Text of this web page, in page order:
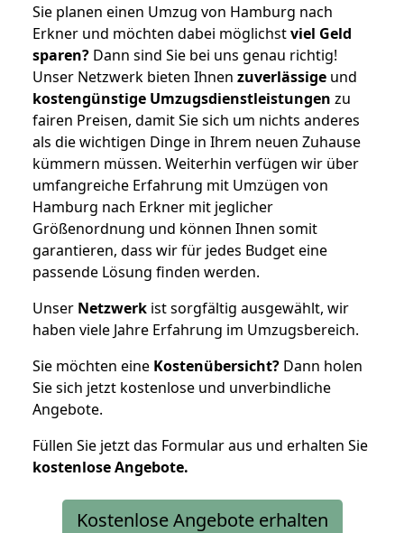
Sie planen einen Umzug von Hamburg nach
Erkner und möchten dabei möglichstviel Geld
sparen? Dann sind Sie bei uns genau richtig!
Unser Netzwerk bieten Ihnen zuverlässige und
kostengünstige Umzugsdienstleistungen zu
fairen Preisen, damit Sie sich um nichts anderes
als die wichtigen Dinge in Ihrem neuen Zuhause
kümmern müssen. Weiterhin verfügen wir über
umfangreiche Erfahrung mit Umzügen von
Hamburg nach Erkner mit jeglicher
Größenordnung und können Ihnen somit
garantieren, dass wir für jedes Budget eine
passende Lösung finden werden.
Unser Netzwerk ist sorgfältig ausgewählt, wir
haben viele Jahre Erfahrung im Umzugsbereich.
Sie möchten eine Kostenübersicht? Dann holen
Sie sich jetzt kostenlose und unverbindliche
Angebote.
Füllen Sie jetzt das Formular aus und erhalten Sie
kostenloseAngebote.
Kostenlose Angebote erhalten